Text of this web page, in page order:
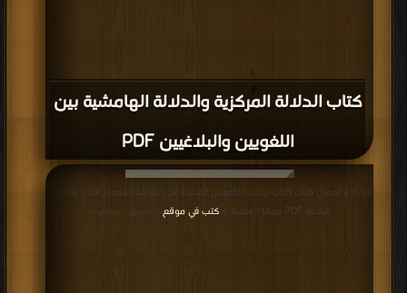
كتاب الدلالة المركزية والدلالة الهامشية بين
اللغويين والبلاغيين PDF
قراءة و تحميل كتاب كتاب ترتيب القاموس المحيط على طريقة المصباح المنير وأساس
البلاغة PDF مجانا | مكتبة >
كتب في موقع | التحميل : مرة/مرات